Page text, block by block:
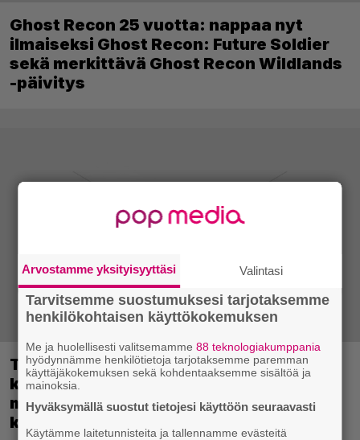
Ghost Recon 25 vuotta: nappaa nyt
ilmaiseksi Ghost Recon: Future Soldier
sekä merkittävä Ghost Recon Wildlands
-päivitys
Tulevassa ajopelissä voi kokea
kyytipalveluyrittäjän arjen – jokaisella
matkustajalla on oma hulvaton,
koskettava tai outo tarinansa
Arvostamme yksityisyyttäsi Valintasi
Tarvitsemme suostumuksesi tarjotaksemme
henkilökohtaisen käyttökokemuksen
Me ja huolellisesti valitsemamme88 teknologiakumppania
hyödynnämme henkilötietoja tarjotaksemme paremman
käyttäjäkokemuksen sekä kohdentaaksemme sisältöä ja
mainoksia.
Hyväksymällä suostut tietojesi käyttöön seuraavasti
Käytämme laitetunnisteita ja tallennamme evästeitä